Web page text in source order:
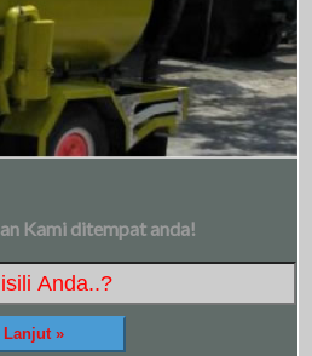
Kami ditempat anda!